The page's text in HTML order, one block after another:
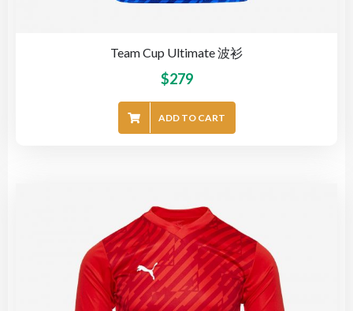
Team Cup Ultimate 波衫
$279
ADD TO CART